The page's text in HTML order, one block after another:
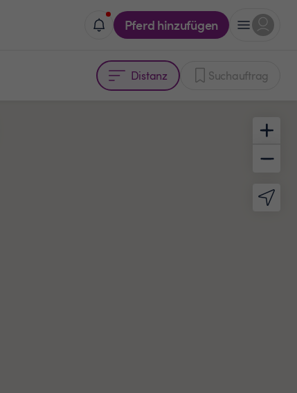
Pferd hinzufügen
Distanz Suchauftrag